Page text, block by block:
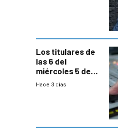
Los titulares de
las 6 del
miércoles 5 de
agosto de 2026
Hace 3 días